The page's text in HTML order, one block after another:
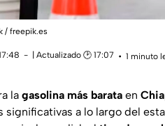
/ freepik.es
| Actualizado 🕑 17:07
1 minuto
la gasolina más barata en
significativas a lo largo del